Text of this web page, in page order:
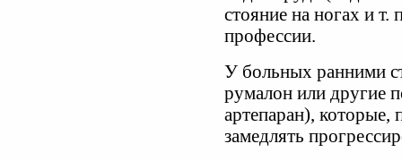
стояние на ногах и т.
профессии.
У больных ранними
румалон или другие
артепаран), которые,
замедлять